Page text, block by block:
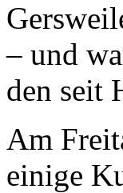
– und
den seit
Am
einige